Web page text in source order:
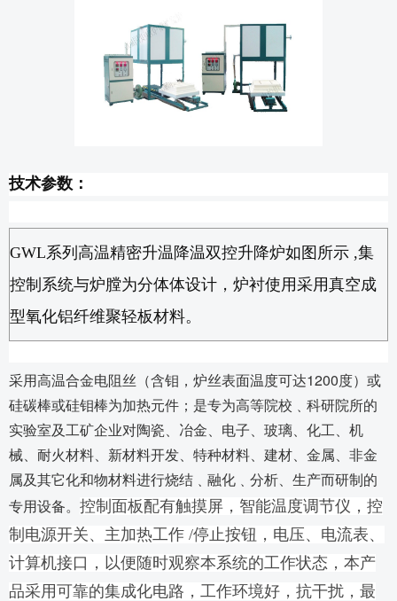
技术参数：
GWL系列高温精密升温降温双控升降炉如图所示 ,集
控制系统与炉膛为分体体设计，炉衬使用采用真空成
型氧化铝纤维聚轻板材料。
采用高温合金电阻丝（含钼，炉丝表面温度可达1200度）或
硅碳棒或硅钼棒为加热元件；是专为高等院校﹑科研院所的
实验室及工矿企业对陶瓷、冶金、电子、玻璃、化工、机
械、耐火材料、新材料开发、特种材料、建材、金属、非金
属及其它化和物材料进行烧结﹑融化﹑分析、生产而研制的
专用设备。 控制面板配有触摸屏，智能温度调节仪，控
制电源开关、主加热工作 /停止按钮，电压、电流表、
计算机接口，以便随时观察本系统的工作状态，本产
品采用可靠的集成化电路，工作环境好，抗干扰，最